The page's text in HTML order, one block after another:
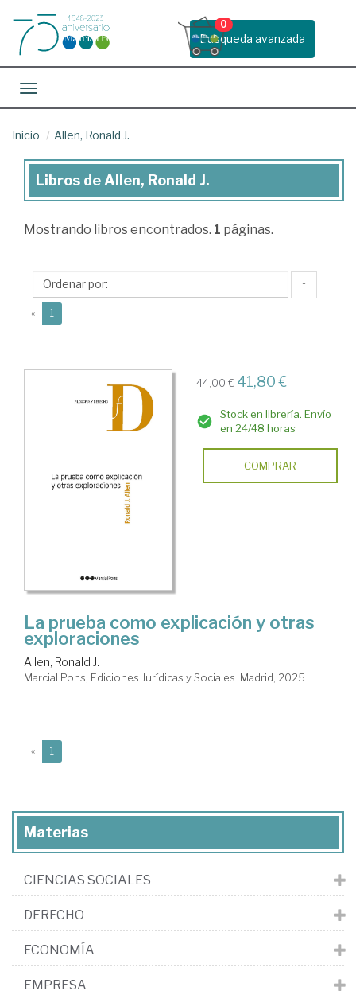
Busqueda avanzada
0
Toggle navigation
Inicio Allen, Ronald J.
Libros
Allen,
Libros de Allen, Ronald J.
Mostrando libros encontrados. 1 páginas.
↑
« 1
44,00 € 41,80 €
Stock en librería. Envío
en 24/48 horas
COMPRAR
La prueba como explicación y otras
exploraciones
Allen, Ronald J.
Marcial Pons, Ediciones Jurídicas y Sociales. Madrid, 2025
« 1
Materias
CIENCIAS SOCIALES
DERECHO
ECONOMÍA
EMPRESA